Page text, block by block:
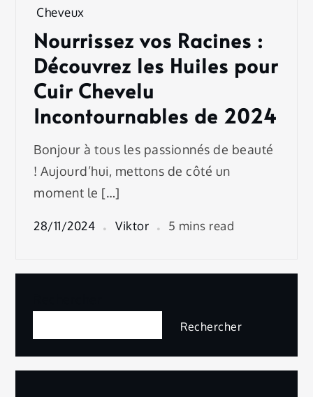
Cheveux
Nourrissez vos Racines :
Découvrez les Huiles pour
Cuir Chevelu
Incontournables de 2024
Bonjour à tous les passionnés de beauté
! Aujourd’hui, mettons de côté un
moment le […]
28/11/2024 Viktor 5 mins read
Rechercher